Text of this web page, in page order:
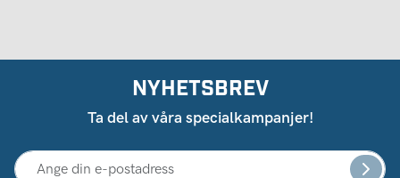
NYHETSBREV
Ta del av våra specialkampanjer!